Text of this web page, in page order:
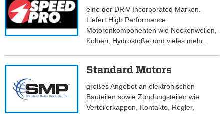
eine der DRiV Incorporated Marken.
Liefert High Performance
Motorenkomponenten wie Nockenwellen,
Kolben, Hydrostoßel und vieles mehr.
Standard Motors
großes Angebot an elektronischen
Bauteilen sowie Zündungsteilen wie
Verteilerkappen, Kontakte, Regler,